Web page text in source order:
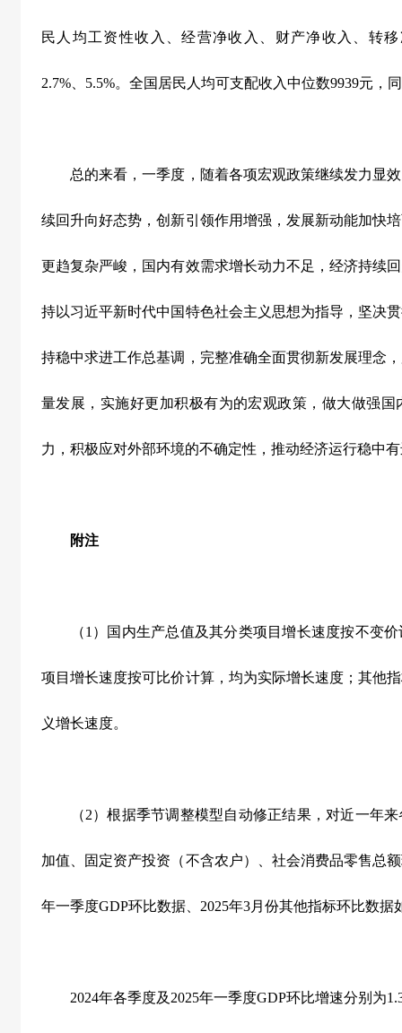
民人均工资性收入、经营净收入、财产净收入、转
2.7% 5.5%。全国居民人均可支配收入中位数9939元，
总的来看，一季度，随着各项宏观政策继续发力显效
续回升向好态势，创新引领作用增强，发展新动能加快
更趋复杂严峻，国内有效需求增长动力不足，经济持续
持以习近平新时代中国特色社会主义思想为指导，坚决
持稳中求进工作总基调，完整准确全面贯彻新发展理念
量发展，实施好更加积极有为的宏观政策，做大做强
力，积极应对外部环境的不确定性，推动经济运行稳中
附注
（1）国内生产总值及其分类项目增长速度按不变价
项目增长速度按可比价计算，均为实际增长速度；其他
义增长速度。
（2）根据季节调整模型自动修正结果，对近一年来
加值、固定资产投资（不含农户）、社会消费品零售总
年一季度GDP环比数据、2025年3月份其他指标环比数据
2024年各季度及2025年一季度GDP环比增速分别为